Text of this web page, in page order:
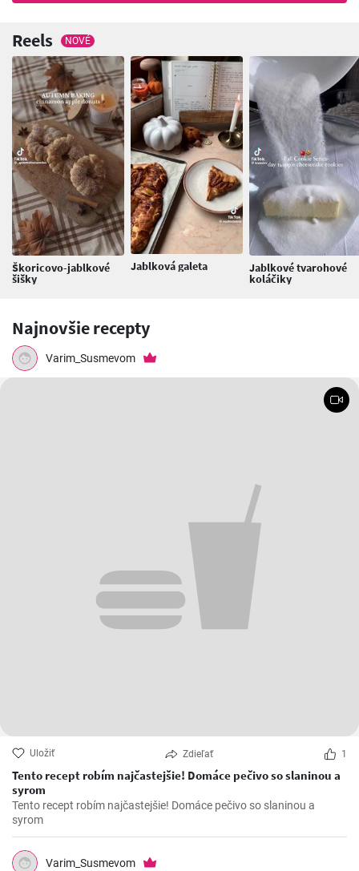
Reels NOVÉ
Škoricovo-jablkové
šišky
Jablková galeta Jablkové tvarohové
koláčiky
Najnovšie recepty
Varim_Susmevom
Uložiť Zdieľať 1
Tento recept robím najčastejšie! Domáce pečivo so slaninou a
syrom
Tento recept robím najčastejšie! Domáce pečivo so slaninou a
syrom
Varim_Susmevom